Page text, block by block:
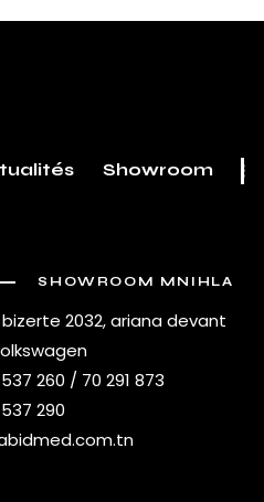
Showroom
SHOWROOM MNIHLA
2032, ariana devant
260 / 70 291 873
290